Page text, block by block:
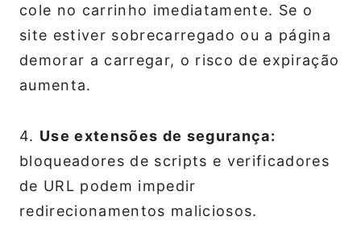
cole no carrinho imediatamente. Se o
site estiver sobrecarregado ou a página
demorar a carregar, o risco de expiração
aumenta.
4. Use extensões de segurança:
bloqueadores de scripts e verificadores
de URL podem impedir
redirecionamentos maliciosos.